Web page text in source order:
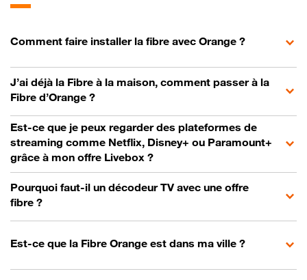
Comment faire installer la fibre avec Orange ?
J’ai déjà la Fibre à la maison, comment passer à la
Fibre d’Orange ?
Est-ce que je peux regarder des plateformes de
streaming comme Netflix, Disney+ ou Paramount+
grâce à mon offre Livebox ?
Pourquoi faut-il un décodeur TV avec une offre
fibre ?
Est-ce que la Fibre Orange est dans ma ville ?